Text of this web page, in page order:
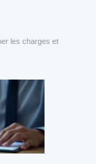
les charges et